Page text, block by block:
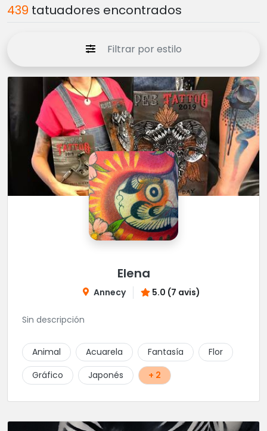
439 tatuadores encontrados
Filtrar por estilo
Elena
Annecy 5.0 (7 avis)
Sin descripción
Animal Acuarela Fantasía
Flor
Gráfico
Japonés + 2